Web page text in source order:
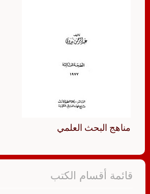
مناهج البحث العلمي
قائمة أقسام الكتب